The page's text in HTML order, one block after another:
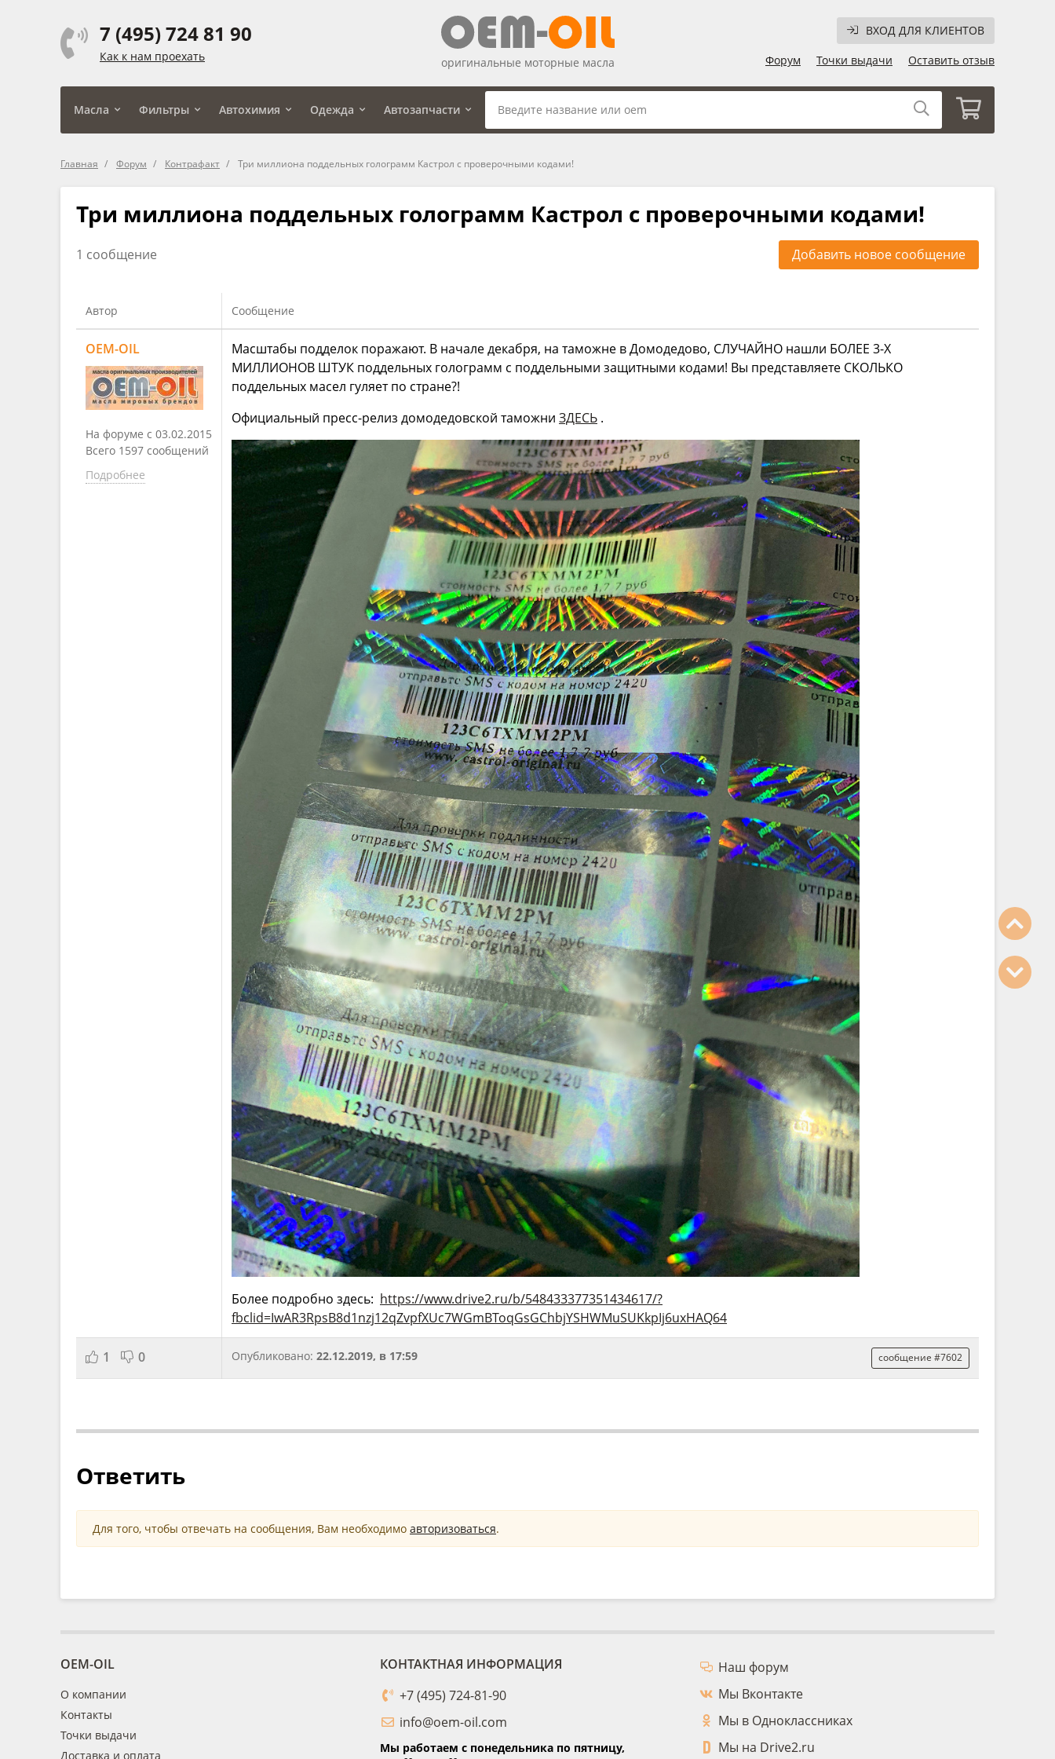
7 (495) 724 81 90
Как к нам проехать
ВХОД ДЛЯ КЛИЕНТОВ
Форум
Точки выдачи Оставить отзыв
оригинальные моторные масла
Масла Фильтры Автохимия Одежда Автозапчасти
Главная Форум Контрафакт Три миллиона поддельных голограмм Кастрол с проверочными кодами!
Три миллиона поддельных голограмм Кастрол с проверочными кодами!
1 сообщение Добавить новое сообщение
Автор Сообщение
OEM-OIL
На форуме с 03.02.2015
Всего 1597 сообщений
Подробнее
Масштабы подделок поражают. В начале декабря, на таможне в Домодедово, СЛУЧАЙНО нашли БОЛЕЕ 3-Х
МИЛЛИОНОВ ШТУК поддельных голограмм с поддельными защитными кодами! Вы представляете СКОЛЬКО
поддельных масел гуляет по стране?!
Официальный пресс-релиз домодедовской таможни ЗДЕСЬ .
Более подробно здесь: https://www.drive2.ru/b/548433377351434617/?
fbclid=IwAR3RpsB8d1nzj12qZvpfXUc7WGmBToqGsGChbjYSHWMuSUKkpIj6uxHAQ64
1 0 Опубликовано: 22.12.2019, в 17:59 сообщение #7602
Ответить
Для того, чтобы отвечать на сообщения, Вам необходимо авторизоваться.
OEM-OIL
О компании
Контакты
Точки выдачи
Доставка и оплата
КОНТАКТНАЯ ИНФОРМАЦИЯ
+7 (495) 724-81-90
info@oem-oil.com
Мы работаем с понедельника по пятницу,
Наш форум
Мы Вконтакте
Мы в Одноклассниках
Мы на Drive2.ru